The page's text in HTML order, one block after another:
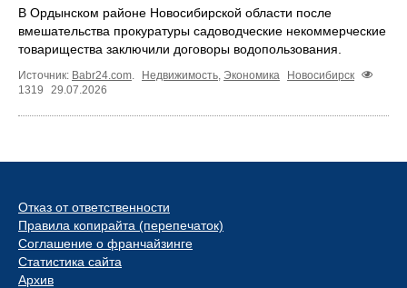
В Ордынском районе Новосибирской области после
вмешательства прокуратуры садоводческие некоммерческие
товарищества заключили договоры водопользования.
Источник: Babr24.com. Недвижимость, Экономика
Новосибирск
1319
29.07.2026
Отказ от ответственности
Правила копирайта (перепечаток)
Соглашение о франчайзинге
Статистика сайта
Архив